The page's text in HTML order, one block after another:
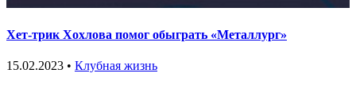
Хет-трик Хохлова помог обыграть «Металлург»
15.02.2023 • Клубная жизнь